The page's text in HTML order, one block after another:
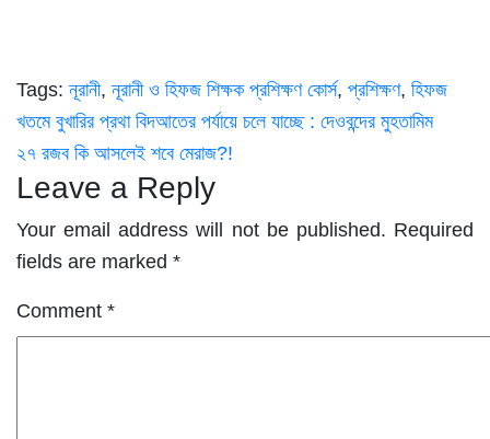
Tags: নূরানী, নূরানী ও হিফজ শিক্ষক প্রশিক্ষণ কোর্স, প্রশিক্ষণ, হিফজ
Post
navigation
খতমে বুখারির প্রথা বিদআতের পর্যায়ে চলে যাচ্ছে : দেওবন্দের মুহতামিম
২৭ রজব কি আসলেই শবে মেরাজ?!
Leave a Reply
Your email address will not be published. Required
fields are marked *
Comment *